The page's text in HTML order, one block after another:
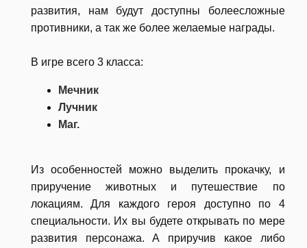
развития, нам будут доступны болеесложные
противники, а так же более желаемые награды.
В игре всего 3 класса:
Мечник
Лучник
Маг.
Из особенностей можно выделить прокачку, и
приручение животных и путешествие по
локациям. Для каждого героя доступно по 4
специальности. Их вы будете открывать по мере
развития персонажа. А приручив какое либо